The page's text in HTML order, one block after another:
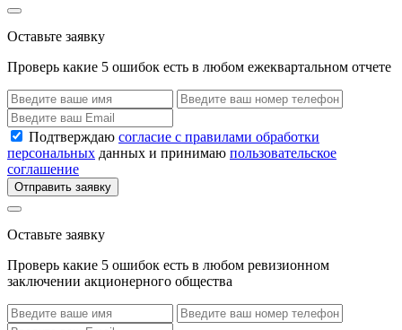
Оставьте заявку
Проверь какие 5 ошибок есть в любом ежеквартальном отчете
Подтверждаю согласие с правилами обработки
персональных данных и принимаю пользовательское
соглашение
Отправить заявку
Оставьте заявку
Проверь какие 5 ошибок есть в любом ревизионном
заключении акционерного общества